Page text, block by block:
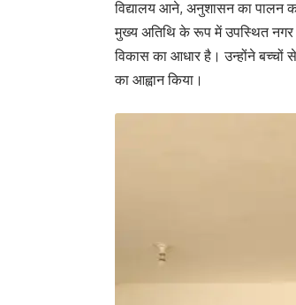
विद्यालय आने, अनुशासन का पालन
मुख्य अतिथि के रूप में उपस्थित नगर
विकास का आधार है। उन्होंने बच्चों
का आह्वान किया।